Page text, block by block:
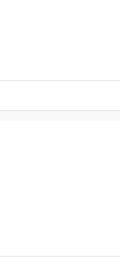
Fansel можно
приготовления.
виде товара